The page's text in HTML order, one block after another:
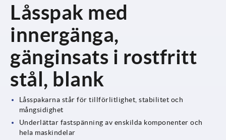
Låsspak med
innergänga,
gänginsats i rostfritt
stål, blank
Låsspakarna står för tillförlitlighet, stabilitet och
mångsidighet
Underlättar fastspänning av enskilda komponenter och
hela maskindelar